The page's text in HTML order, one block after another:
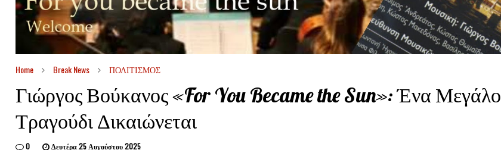
Home Break News ΠΟΛΙΤΙΣΜΟΣ
Γιώργος Βούκανος «For You Became the Sun»: Ένα Μεγάλο
Τραγούδι Δικαιώνεται
0 Δευτέρα 25 Αυγούστου 2025